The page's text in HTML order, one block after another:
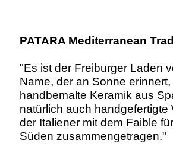
PATARA Mediterranean
"Es ist der Freiburger Laden
Name, der an Sonne
handbemalte Keramik aus
natürlich auch
der Italiener mit dem Faible
Süden zusammengetragen."